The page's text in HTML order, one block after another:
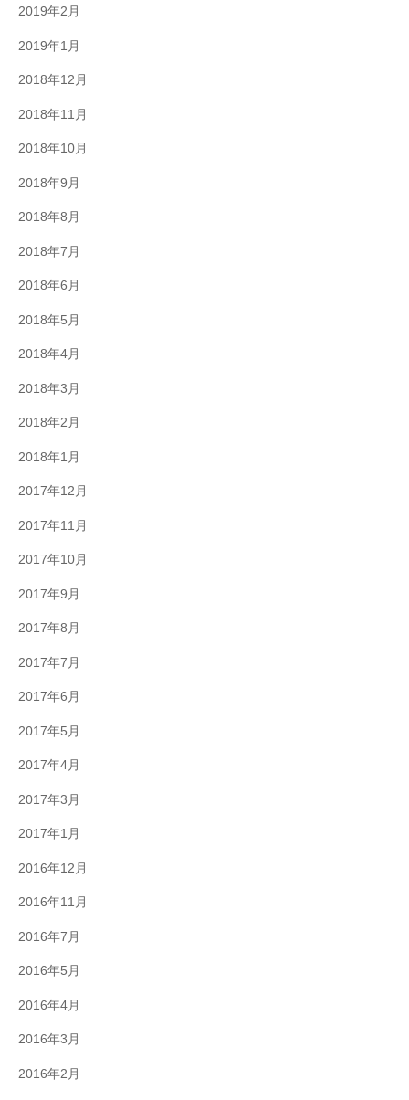
2019年2月
2019年1月
2018年12月
2018年11月
2018年10月
2018年9月
2018年8月
2018年7月
2018年6月
2018年5月
2018年4月
2018年3月
2018年2月
2018年1月
2017年12月
2017年11月
2017年10月
2017年9月
2017年8月
2017年7月
2017年6月
2017年5月
2017年4月
2017年3月
2017年1月
2016年12月
2016年11月
2016年7月
2016年5月
2016年4月
2016年3月
2016年2月